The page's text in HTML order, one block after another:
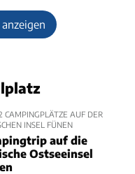
CAMPINGPLÄTZE AUF DER
INSEL FÜNEN
auf die
Ostseeinsel